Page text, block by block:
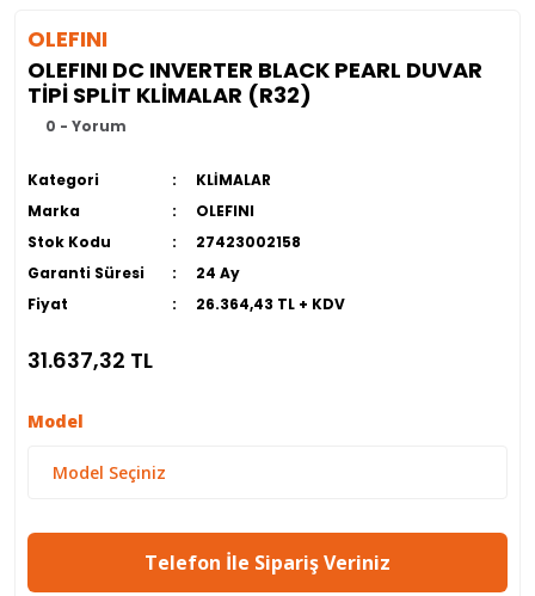
OLEFINI
OLEFINI DC INVERTER BLACK PEARL DUVAR
TİPİ SPLİT KLİMALAR (R32)
0 - Yorum
Kategori
KLİMALAR
Marka
OLEFINI
Stok Kodu
27423002158
Garanti Süresi
24 Ay
Fiyat
26.364,43 TL + KDV
31.637,32 TL
Model
Telefon İle Sipariş Veriniz